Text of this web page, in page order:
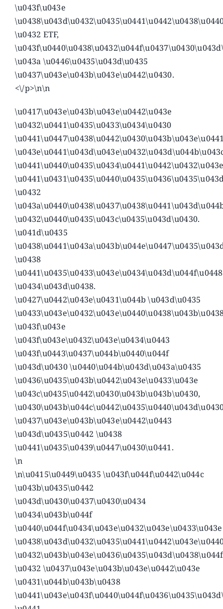
\u043f\u043e
\u0432 ETF,
\u043a \u0446\u0435\u043d\u0435
\u0437\u043e\u043b\u043e\u0442\u0430.
<\/p>\n\n
\u0417\u043e\u043b\u043e\u0442\u043e
\u0432\u0441\u0435\u0433\u0434\u0430
\u0432
\u0432\u0440\u0435\u043c\u0435\u043d\u0430.
\u041d\u0435
\u0438
\u0434\u043d\u0438.
\u0427\u0442\u043e\u0431\u044b \u043d\u0435
\u043f\u043e
\u043f\u043e\u0432\u043e\u0434\u0443
\u043f\u0443\u0437\u044b\u0440\u044f
\u043d\u0430 \u0440\u044b\u043d\u043a\u0435
\u0436\u0435\u043b\u0442\u043e\u0433\u043e
\u043c\u0435\u0442\u0430\u043b\u043b\u0430,
\u0437\u043e\u043b\u043e\u0442\u0443
\u043d\u0435\u0442 \u0438
\u0441\u0435\u0439\u0447\u0430\u0441.
\n
\n\u0415\u0449\u0435 \u043f\u044f\u0442\u044c
\u043b\u0435\u0442
\u043d\u0430\u0437\u0430\u0434
\u0434\u043b\u044f
\u0440\u044f\u0434\u043e\u0432\u043e\u0433\u043e
\u0432\u043b\u043e\u0436\u0435\u043d\u0438\u044f
\u0432 \u0437\u043e\u043b\u043e\u0442\u043e
\u0431\u044b\u043b\u0438